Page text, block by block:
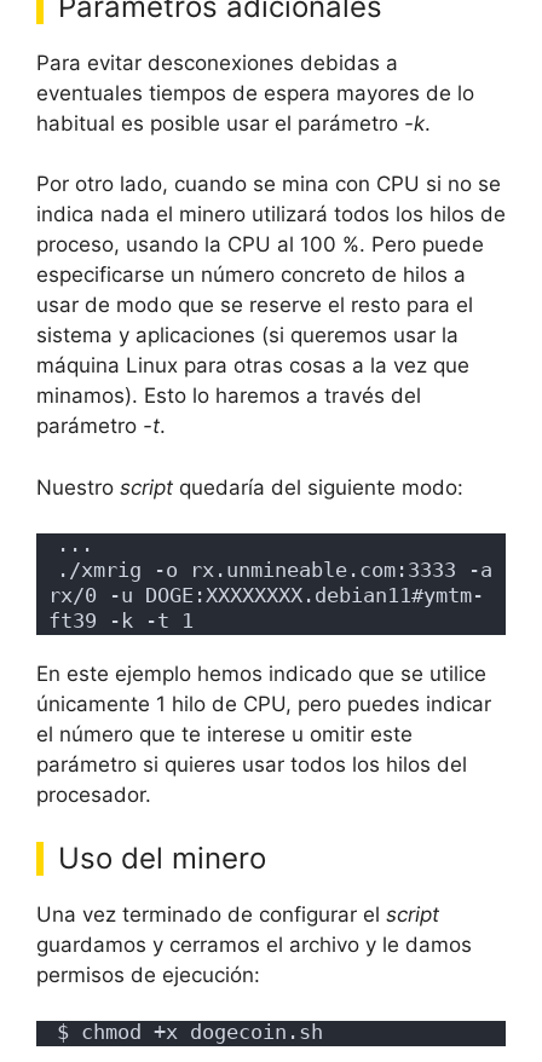
Para evitar desconexiones debidas a
eventuales tiempos de espera mayores de lo
habitual es posible usar el parámetro -k.
Por otro lado, cuando se mina con CPU si no se
indica nada el minero utilizará todos los hilos de
proceso, usando la CPU al 100 %. Pero puede
especificarse un número concreto de hilos a
usar de modo que se reserve el resto para el
sistema y aplicaciones (si queremos usar la
máquina Linux para otras cosas a la vez que
minamos). Esto lo haremos a través del
parámetro -t.
Nuestro script quedaría del siguiente modo:
...
./xmrig -o rx.unmineable.com:3333 -a
rx/0 -u DOGE:XXXXXXXX.debian11#ymtm-
ft39 -k -t 1
En este ejemplo hemos indicado que se utilice
únicamente 1 hilo de CPU, pero puedes indicar
el número que te interese u omitir este
parámetro si quieres usar todos los hilos del
procesador.
Uso del minero
Una vez terminado de configurar el script
guardamos y cerramos el archivo y le damos
permisos de ejecución:
$ chmod +x dogecoin.sh